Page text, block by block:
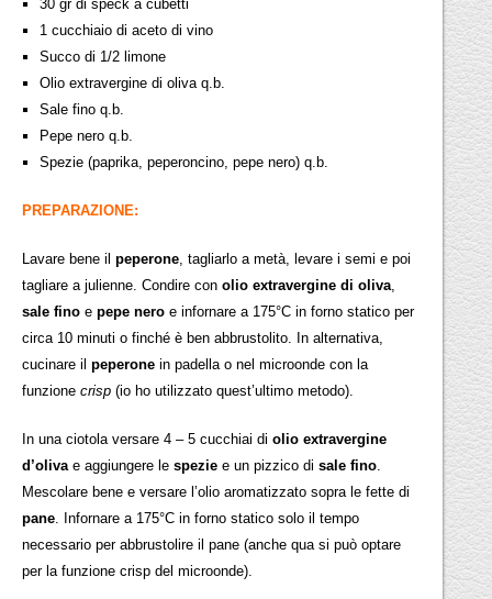
30 gr di speck a cubetti
1 cucchiaio di aceto di vino
Succo di 1/2 limone
Olio extravergine di oliva q.b.
Sale fino q.b.
Pepe nero q.b.
Spezie (paprika, peperoncino, pepe nero) q.b.
PREPARAZIONE:
Lavare bene ilpeperone, tagliarlo a metà, levare i semi e poi
tagliare a julienne. Condire conolio extravergine di oliva,
sale fino epepe nero e infornare a 175°C in forno statico per
circa 10 minuti o finché è ben abbrustolito. In alternativa,
cucinare ilpeperone in padella o nel microonde con la
funzionecrisp (io ho utilizzato quest’ultimo metodo).
In una ciotola versare 4 – 5 cucchiai diolio extravergine
d’olivae aggiungere lespezie e un pizzico disale fino.
Mescolare bene e versare l’olio aromatizzato sopra le fette di
pane. Infornare a 175°C in forno statico solo il tempo
necessario per abbrustolire il pane (anche qua si può optare
per la funzione crisp del microonde).